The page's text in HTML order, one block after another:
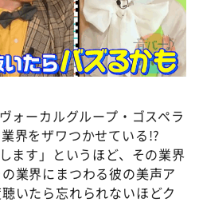
シーズン２
正義のミカタ
！ォーカルグループ・ゴスペラ
界をザワつかせている!?
ます」というほど、その業界
業界にまつわる彼の美声ア
いたら忘れられないほどク